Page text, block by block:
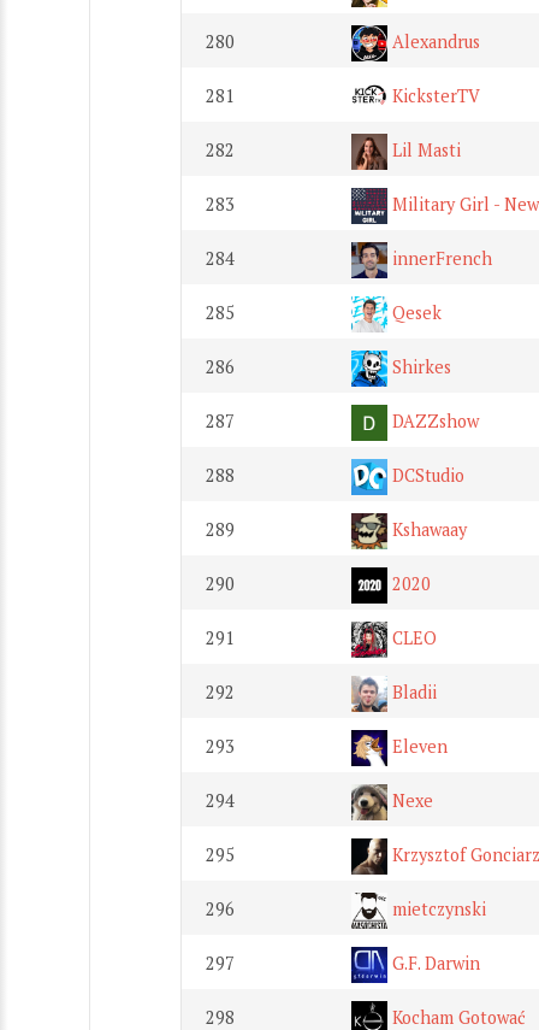
280 Alexandrus
281 KicksterTV
282 Lil Masti
283 Military Girl -
284 innerFrench
285 Qesek
286 Shirkes
287 DAZZshow
288 DCStudio
289 Kshawaay
290 2020
291 CLEO
292 Bladii
293 Eleven
294 Nexe
295 Krzysztof Gonciarz
296 mietczynski
297 G.F. Darwin
298 Kocham Gotować